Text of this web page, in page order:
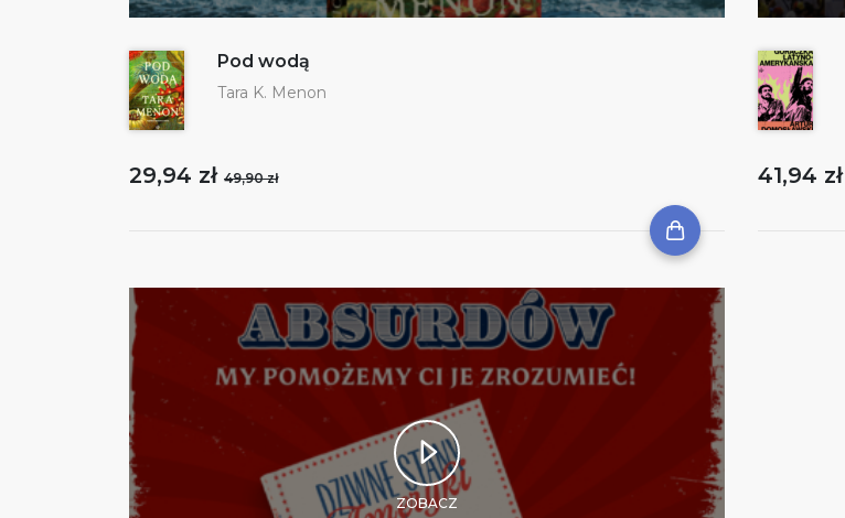
Pod wodą
Tara K. Menon
29,94 zł 49,90 zł 41,94 zł
ZOBACZ